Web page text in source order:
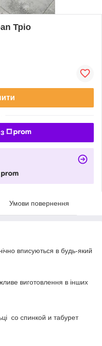
Тріо
Умови повернення
вписуються в будь-який
виготовлення в інших
со спинкой и табурет